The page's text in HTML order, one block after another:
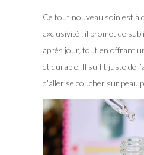
Ce tout nouveau soin est à
exclusivité : il promet de
après jour, tout en offrant
et durable. Il suffit juste de
d’aller se coucher sur peau